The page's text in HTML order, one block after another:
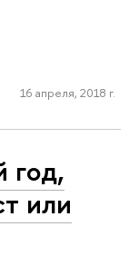
16 апреля, 2018 г.
год,
или